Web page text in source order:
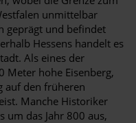
unmittelbar
geprägt und befindet
Hessens handelt es
Als eines der
Meter hohe Eisenberg,
auf den früheren
Manche Historiker
um das Jahr 800 aus,